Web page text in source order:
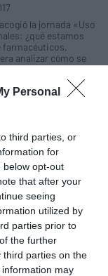
Personal
third parties, or
for
below opt-out
that after your
seeing
utilized by
parties prior to
the further
third parties on the
information may
la jornada «Uso
¿qué estamos
farmacéuticos,
analizar cómo se
teniendo en cuenta
varios o todos los
conocimientos
formativo a los
de ampliar sus
que requieren
más de 40
diferentes productos
con el fin de
profesionales que